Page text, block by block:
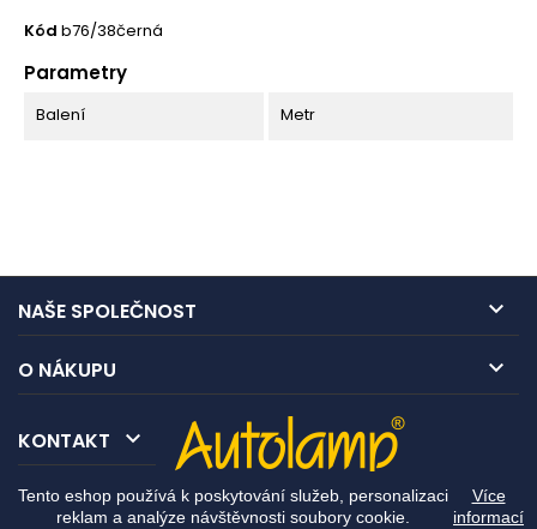
Tento eshop používá k poskytování služeb, personalizaci
reklam a analýze návštěvnosti soubory cookie.
Více
informací
Kód b76/38černá
Parametry
Balení Metr
NAŠE SPOLEČNOST 
O NÁKUPU 
KONTAKT 